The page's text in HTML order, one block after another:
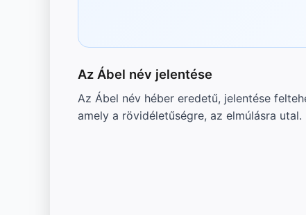
Az Ábel név jelentése
Az Ábel név héber eredetű, jelentése
amely a rövidéletűségre, az elmúlásra utal.